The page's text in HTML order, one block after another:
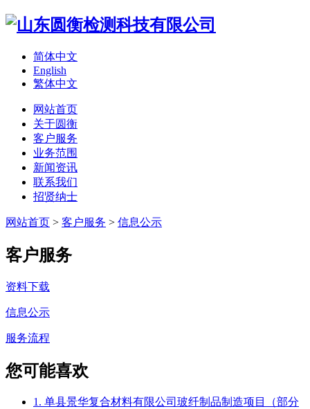
简体中文
English
繁体中文
网站首页
关于圆衡
客户服务
业务范围
新闻资讯
联系我们
招贤纳士
网站首页 > 客户服务 > 信息公示
客户服务
资料下载
信息公示
服务流程
您可能喜欢
1. 单县景华复合材料有限公司玻纤制品制造项目（部分